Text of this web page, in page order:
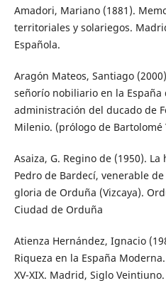
Amadori, Mariano (1881).
territoriales y solariegos.
Española.
Aragón Mateos, Santiago
señorío nobiliario en la España
administración del ducado de
Milenio. (prólogo de Bartolomé
Asaiza, G. Regino de (1950).
Pedro de Bardecí, venerable
gloria de Orduña (Vizcaya).
Ciudad de Orduña
Atienza Hernández, Ignacio
Riqueza en la España
XV-XIX. Madrid, Siglo Veintiuno.